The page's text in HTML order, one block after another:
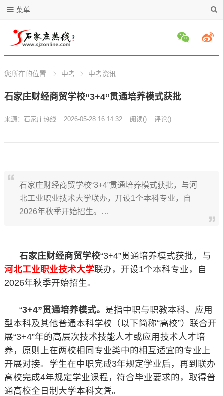
菜单
您所在的位置 中考 中考资讯
石家庄财经商贸学校“3+4”贯通培养模式获批
来源： 石家庄热线 2026-05-28 16:14:32 阅读() 评论()
石家庄财经商贸学校“3+4”贯通培养模式获批，与河
北工业职业技术大学联办，开设1个本科专业，自
2026年秋季开始招生。…
石家庄财经商贸学校“3+4”贯通培养模式获批，与
河北工业职业技术大学联办，开设1个本科专业，自
2026年秋季开始招生。
“3+4”贯通培养模式。 是指中职与职教本科、应用
型本科及其他普通本科学校（以下简称“高校”）联合开
展“3+4”年的高层次技术技能人才或应用技术人才培
养，原则上在两校相同专业类中的相互适宜的专业上
开展对接。学生在中职完成3年规定学业后，再到联办
高校完成4年规定学业课程，符合毕业要求的，取得普
通高校全日制大学本科文凭。